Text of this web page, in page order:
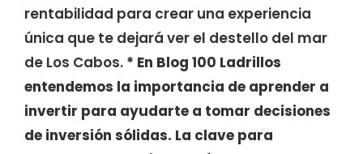
rentabilidad para crear una experiencia
única que te dejará ver el destello del mar
de Los Cabos. * En Blog 100 Ladrillos
entendemos la importancia de aprender a
invertir para ayudarte a tomar decisiones
de inversión sólidas. La clave para